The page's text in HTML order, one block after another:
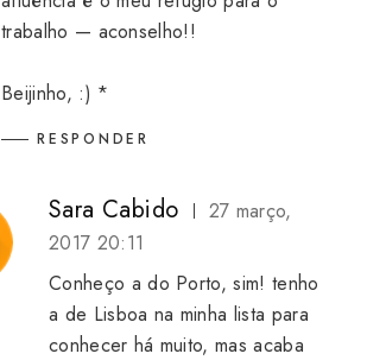
trabalho — aconselho!!
Beijinho, :) *
RESPONDER
Sara Cabido
27 março,
2017 20:11
Conheço a do Porto, sim! tenho
a de Lisboa na minha lista para
conhecer há muito, mas acaba